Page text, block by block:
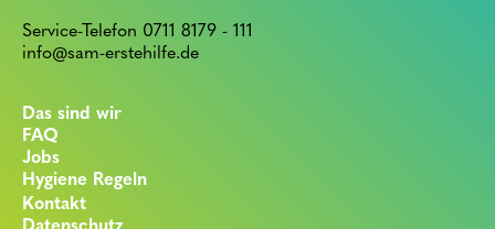
Service-Telefon 0711 8179 - 111
info@sam-erstehilfe.de
Das sind wir
FAQ
Jobs
Hygiene Regeln
Kontakt